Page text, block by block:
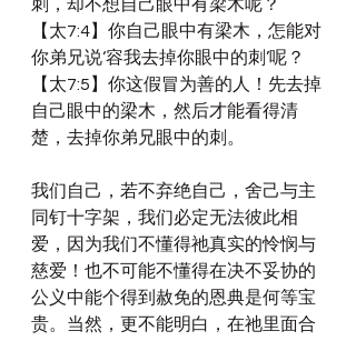
刺，却不想自己眼中有梁木呢？
【太7:4】你自己眼中有梁木，怎能对
你弟兄说‘容我去掉你眼中的刺’呢？
【太7:5】你这假冒为善的人！先去掉
自己眼中的梁木，然后才能看得清
楚，去掉你弟兄眼中的刺。
我们自己，若不弃绝自己，舍己与主
同钉十字架，我们必定无法彼此相
爱，因为我们不懂得祂真实的怜悯与
慈爱！也不可能不懂得在决不妥协的
公义中能个得到赦免的恩典是何等宝
贵。当然，更不能明白，在祂里面合